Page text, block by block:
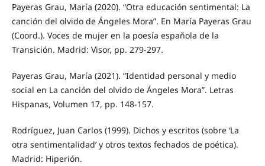
Payeras Grau, María (2020). “Otra educación sentimental: La
canción del olvido de Ángeles Mora”. En María Payeras Grau
(Coord.). Voces de mujer en la poesía española de la
Transición. Madrid: Visor, pp. 279-297.
Payeras Grau, María (2021). “Identidad personal y medio
social en La canción del olvido de Ángeles Mora”. Letras
Hispanas, Volumen 17, pp. 148-157.
Rodríguez, Juan Carlos (1999). Dichos y escritos (sobre ‘La
otra sentimentalidad’ y otros textos fechados de poética).
Madrid: Hiperión.